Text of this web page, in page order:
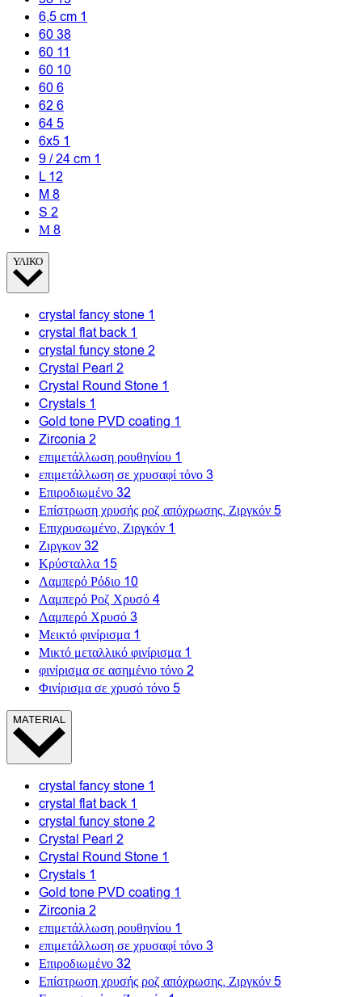
6,5 cm 1
6038
60 11
60 10
606
62 6
645
6x5 1
9 / 24 cm 1
L 12
M8
S 2
Μ8
ΥΛΙΚΟ
crystal fancy stone 1
crystal flat back 1
crystal funcy stone2
Crystal Pearl 2
Crystal Round Stone 1
Crystals 1
Gold tone PVD coating 1
Zirconia 2
επιμετάλλωση ρουθηνίου 1
επιμετάλλωση σε χρυσαφί τόνο3
Επιροδιωμένο32
Επίστρωση χρυσής ροζ απόχρωσης, Ζιργκόν5
Επιχρυσωμένο, Ζιργκόν 1
Ζιργκον32
Κρύσταλλα 15
Λαμπερό Ρόδιο 10
Λαμπερό Ροζ Χρυσό4
Λαμπερό Χρυσό3
Μεικτό φινίρισμα 1
Μικτό μεταλλικό φινίρισμα 1
φινίρισμα σε ασημένιο τόνο2
Φινίρισμα σε χρυσό τόνο5
MATERIAL
crystal fancy stone1
crystal flat back1
crystal funcy stone2
Crystal Pearl2
Crystal Round Stone1
Crystals1
Gold tone PVD coating 1
Zirconia2
επιμετάλλωση ρουθηνίου1
επιμετάλλωση σε χρυσαφί τόνο3
Επιροδιωμένο32
Επίστρωση χρυσής ροζ απόχρωσης, Ζιργκόν5